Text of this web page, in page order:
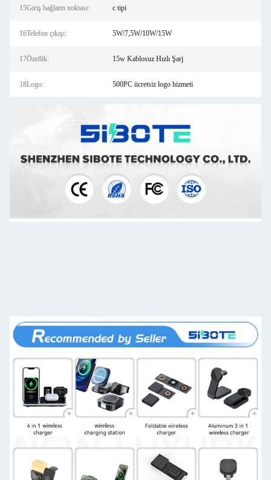
15Giriş bağlantı noktası: c tipi
16Telefon çıkışı: 5W/7,5W/10W/15W
17Özellik: 15w Kablosuz Hızlı Şarj
18Logo: 500PC ücretsiz logo hizmeti